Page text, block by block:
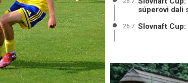
súperovi dali
26.7. Slovnaft